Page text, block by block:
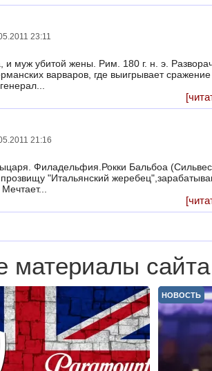
23:11
и муж убитой жены. Рим. 180 г. н. э.
варваров, где выигрывает
21:16
Филадельфия.Рокки Бальбоа
"Итальянский
материалы
НОВОСТЬ